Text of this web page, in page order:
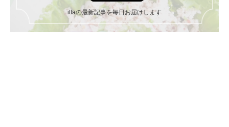
ittaの最新記事を毎日お届けします